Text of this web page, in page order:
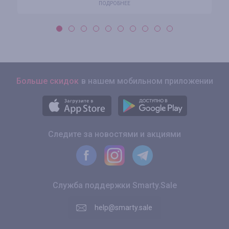
ПОДРОБНЕЕ
Больше скидок в нашем мобильном приложении
Следите за новостями и акциями
Служба поддержки Smarty.Sale
help@smarty.sale